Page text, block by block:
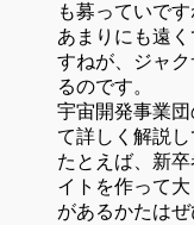
も募っていです
あまりにも遠
すねが、ジャ
るのです。
宇宙開発事業
て詳しく解説し
たとえば、新
イトを作って
があるかたはぜ